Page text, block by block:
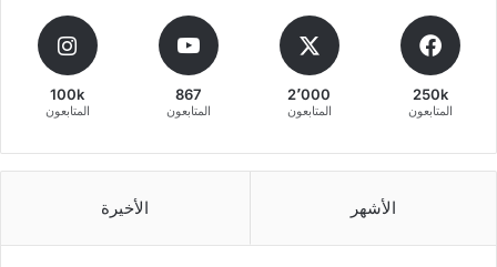
250k
المتابعون
2٬000
المتابعون
867
المتابعون
100k
المتابعون
الأشهر الأخيرة